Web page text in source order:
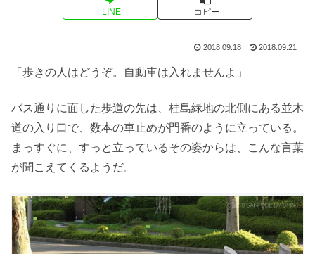
LINE コピー
2018.09.18 2018.09.21
「歩きの人はどうぞ。自動車は入れませんよ」
バス通りに面した歩道の先は、桂島緑地の北側にある並木
道の入り口で、数本の車止めが門番のように立っている。
まっすぐに、すっと立っているその姿からは、こんな言葉
が聞こえてくるようだ。